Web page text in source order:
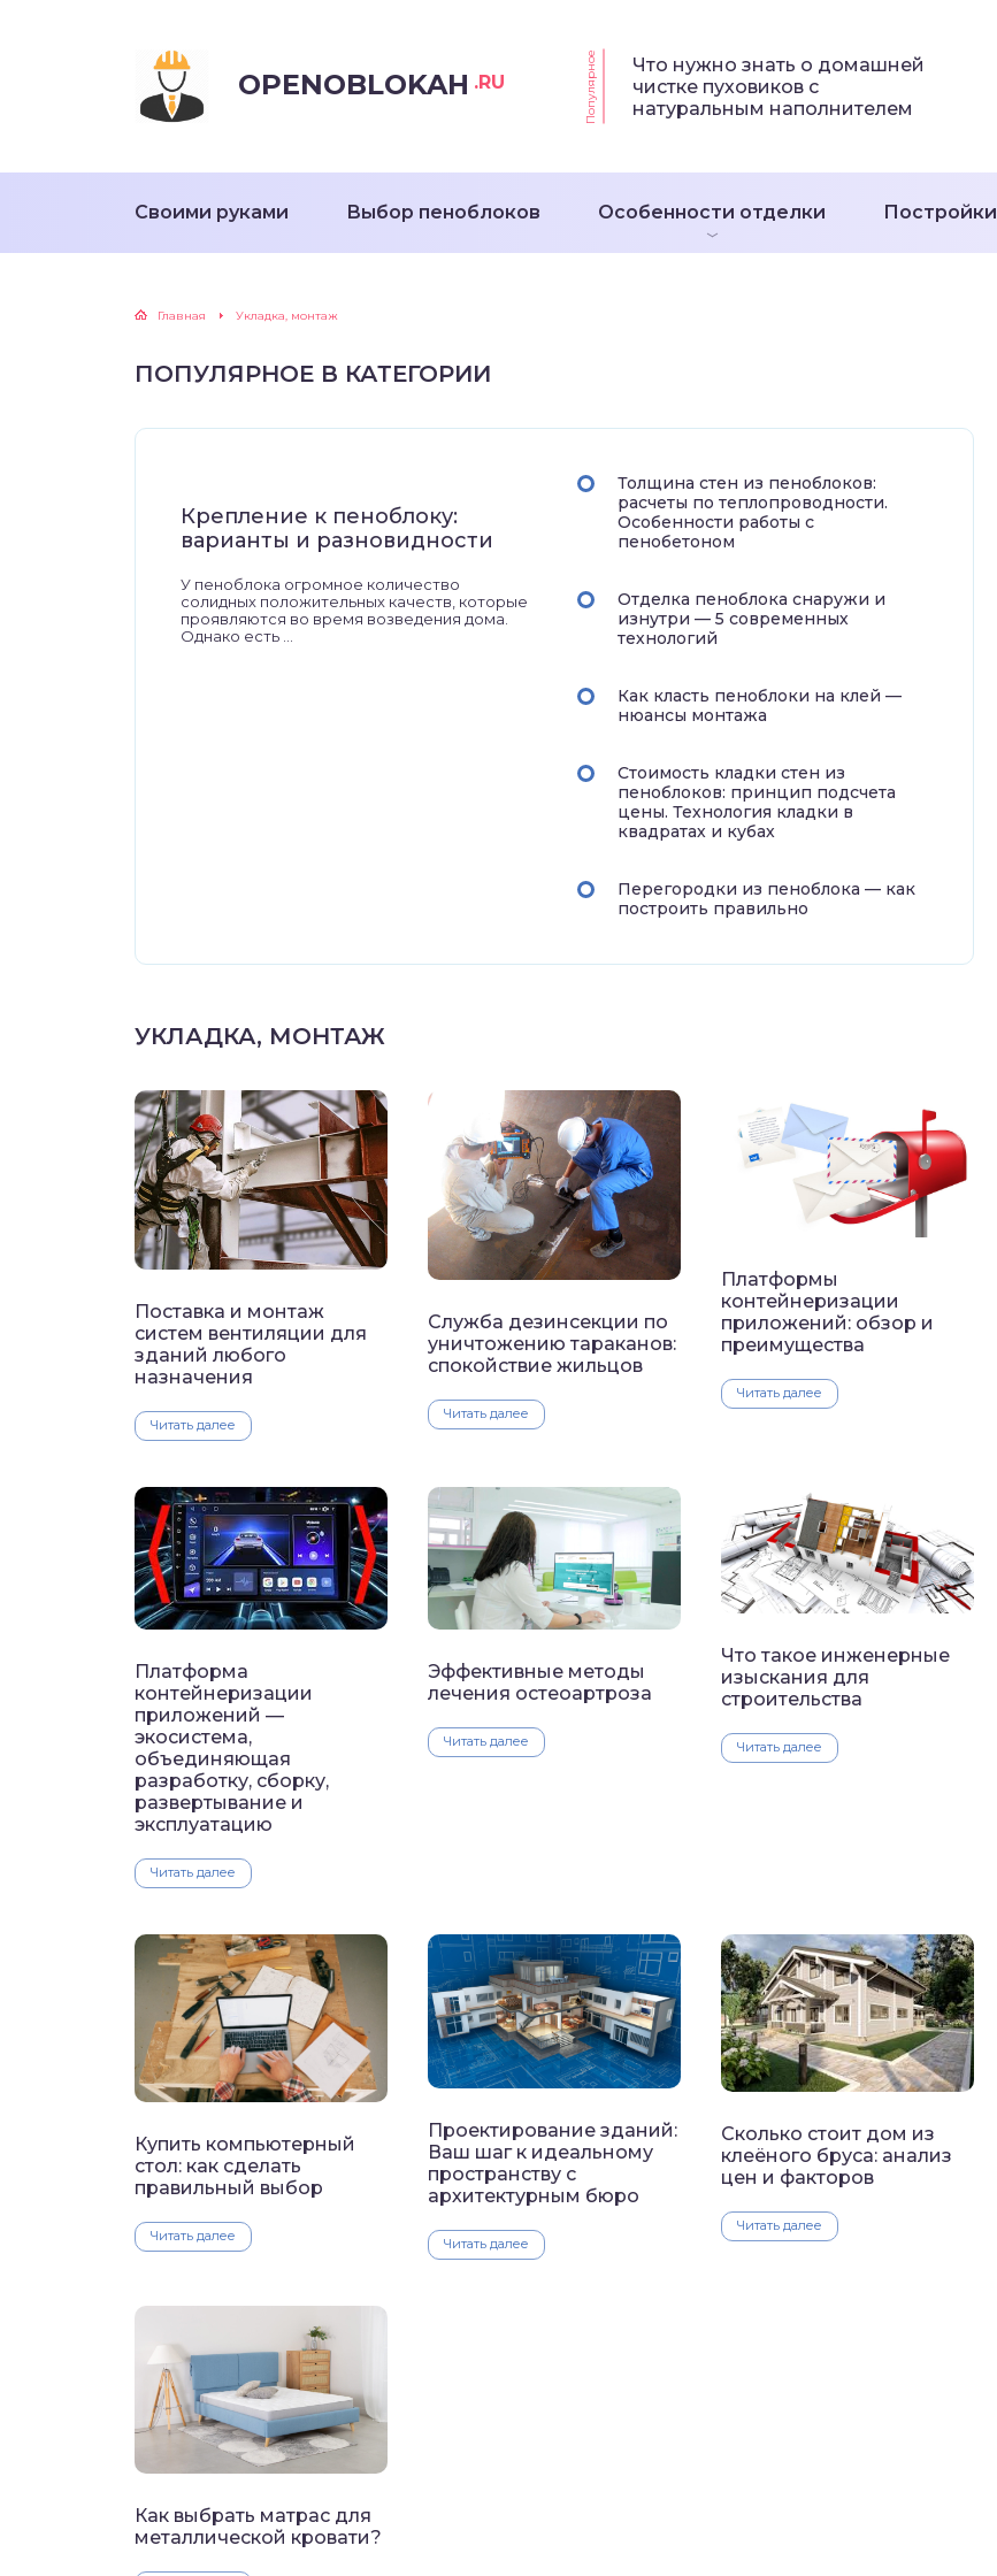
OPENOBLOKAH .RU Популярное
Что нужно знать о домашней
чистке пуховиков с
натуральным наполнителем
Своими руками Выбор пеноблоков Особенности отделки Постройки
Главная Укладка, монтаж
ПОПУЛЯРНОЕ В КАТЕГОРИИ
Крепление к пеноблоку:
варианты и разновидности
У пеноблока огромное количество
солидных положительных качеств, которые
проявляются во время возведения дома.
Однако есть ...
Толщина стен из пеноблоков:
расчеты по теплопроводности.
Особенности работы с
пенобетоном
Отделка пеноблока снаружи и
изнутри — 5 современных
технологий
Как класть пеноблоки на клей —
нюансы монтажа
Стоимость кладки стен из
пеноблоков: принцип подсчета
цены. Технология кладки в
квадратах и кубах
Перегородки из пеноблока — как
построить правильно
УКЛАДКА, МОНТАЖ
Поставка и монтаж
систем вентиляции для
зданий любого
назначения
Читать далее
Служба дезинсекции по
уничтожению тараканов:
спокойствие жильцов
Читать далее
Платформы
контейнеризации
приложений: обзор и
преимущества
Читать далее
Платформа
контейнеризации
приложений —
экосистема,
объединяющая
разработку, сборку,
развертывание и
эксплуатацию
Читать далее
Эффективные методы
лечения остеоартроза
Читать далее
Что такое инженерные
изыскания для
строительства
Читать далее
Купить компьютерный
стол: как сделать
правильный выбор
Читать далее
Проектирование зданий:
Ваш шаг к идеальному
пространству с
архитектурным бюро
Читать далее
Сколько стоит дом из
клеёного бруса: анализ
цен и факторов
Читать далее
Как выбрать матрас для
металлической кровати?